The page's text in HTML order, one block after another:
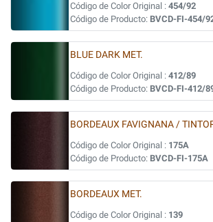
Código de Color Original : 454/92
Código de Producto: BVCD-FI-454/
BLUE DARK MET.
Código de Color Original : 412/89
Código de Producto: BVCD-FI-412/
BORDEAUX FAVIGNANA /
Código de Color Original : 175A
Código de Producto: BVCD-FI-175A
BORDEAUX MET.
Código de Color Original : 139